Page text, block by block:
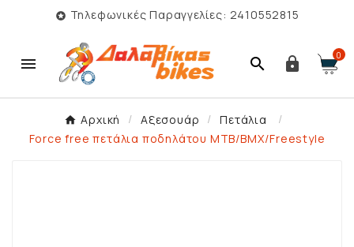
 Τηλεφωνικές Παραγγελίες: 2410552815
   0
Αρχική Αξεσουάρ
Πετάλια
Force free πετάλια ποδηλάτου MTB/BMX/Freestyle